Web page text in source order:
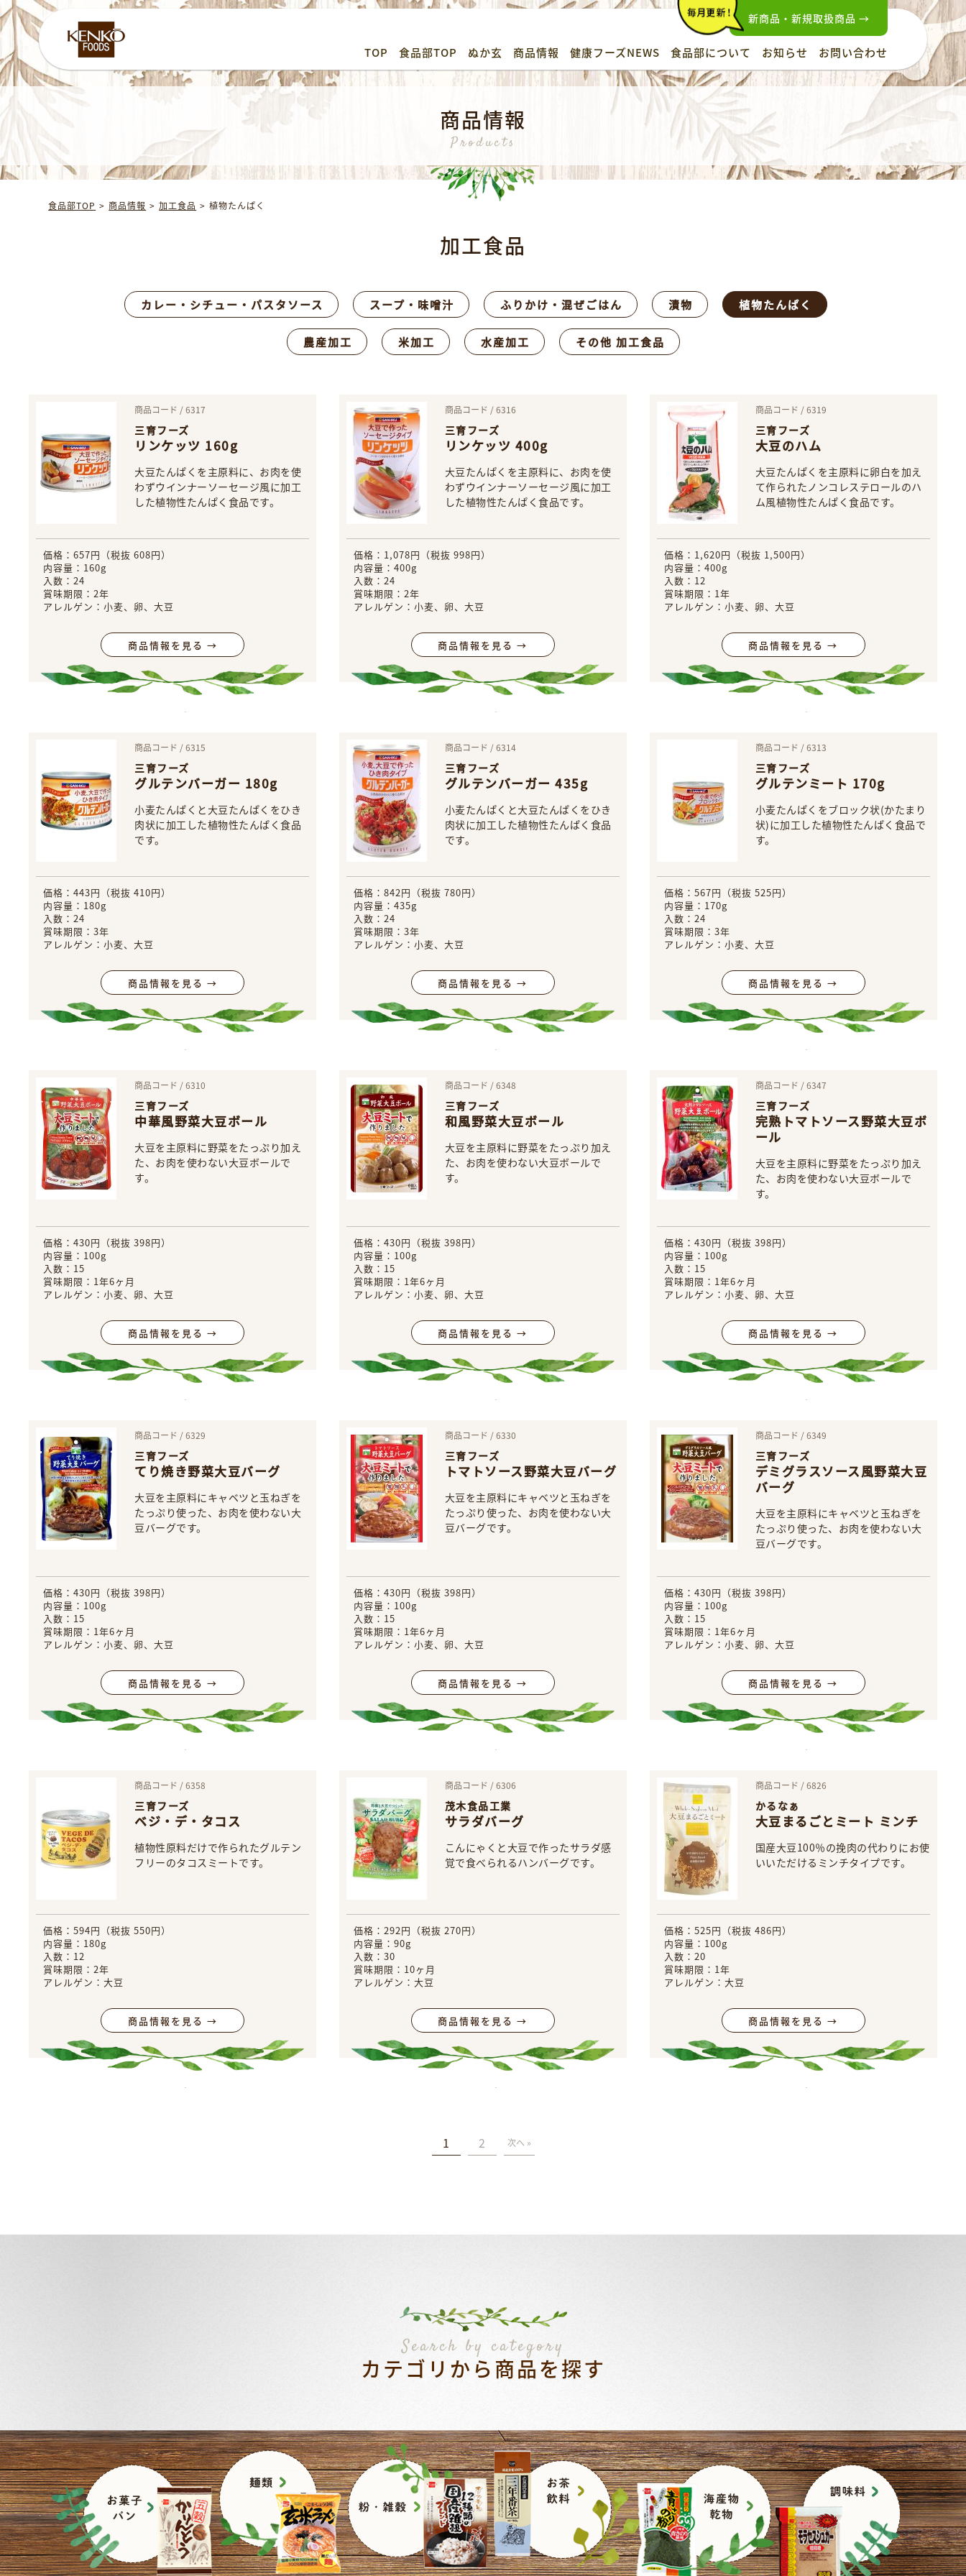
TOP 食品部TOP ぬか玄 商品情報 健康フーズNEWS 食品部について お知らせ お問い合わせ
新商品・新規取扱商品 →
商品情報
Products
食品部TOP 商品情報 加工食品 植物たんぱく
加工食品
カレー・シチュー・パスタソース スープ・味噌汁 ふりかけ・混ぜごはん 漬物 植物たんぱく
農産加工 米加工 水産加工 その他 加工食品
商品コード / 6317
三育フーズ
リンケッツ 160g
大豆たんぱくを主原料に、お肉を使
わずウインナーソーセージ風に加工
した植物性たんぱく食品です。
価格：657円（税抜 608円）
内容量：160g
入数：24
賞味期限：2年
アレルゲン：小麦、卵、大豆
商品情報を見る →
商品コード / 6316
三育フーズ
リンケッツ 400g
大豆たんぱくを主原料に、お肉を使
わずウインナーソーセージ風に加工
した植物性たんぱく食品です。
価格：1,078円（税抜 998円）
内容量：400g
入数：24
賞味期限：2年
アレルゲン：小麦、卵、大豆
商品情報を見る →
商品コード / 6319
三育フーズ
大豆のハム
大豆たんぱくを主原料に卵白を加え
て作られたノンコレステロールのハ
ム風植物性たんぱく食品です。
価格：1,620円（税抜 1,500円）
内容量：400g
入数：12
賞味期限：1年
アレルゲン：小麦、卵、大豆
商品情報を見る →
商品コード / 6315
三育フーズ
グルテンバーガー 180g
小麦たんぱくと大豆たんぱくをひき
肉状に加工した植物性たんぱく食品
です。
価格：443円（税抜 410円）
内容量：180g
入数：24
賞味期限：3年
アレルゲン：小麦、大豆
商品情報を見る →
商品コード / 6314
三育フーズ
グルテンバーガー 435g
小麦たんぱくと大豆たんぱくをひき
肉状に加工した植物性たんぱく食品
です。
価格：842円（税抜 780円）
内容量：435g
入数：24
賞味期限：3年
アレルゲン：小麦、大豆
商品情報を見る →
商品コード / 6313
三育フーズ
グルテンミート 170g
小麦たんぱくをブロック状(かたまり
状)に加工した植物性たんぱく食品で
す。
価格：567円（税抜 525円）
内容量：170g
入数：24
賞味期限：3年
アレルゲン：小麦、大豆
商品情報を見る →
商品コード / 6310
三育フーズ
中華風野菜大豆ボール
大豆を主原料に野菜をたっぷり加え
た、お肉を使わない大豆ボールで
す。
価格：430円（税抜 398円）
内容量：100g
入数：15
賞味期限：1年6ヶ月
アレルゲン：小麦、卵、大豆
商品情報を見る →
商品コード / 6348
三育フーズ
和風野菜大豆ボール
大豆を主原料に野菜をたっぷり加え
た、お肉を使わない大豆ボールで
す。
価格：430円（税抜 398円）
内容量：100g
入数：15
賞味期限：1年6ヶ月
アレルゲン：小麦、卵、大豆
商品情報を見る →
商品コード / 6347
三育フーズ
完熟トマトソース野菜大豆ボ
ール
大豆を主原料に野菜をたっぷり加え
た、お肉を使わない大豆ボールで
す。
価格：430円（税抜 398円）
内容量：100g
入数：15
賞味期限：1年6ヶ月
アレルゲン：小麦、卵、大豆
商品情報を見る →
商品コード / 6329
三育フーズ
てり焼き野菜大豆バーグ
大豆を主原料にキャベツと玉ねぎを
たっぷり使った、お肉を使わない大
豆バーグです。
価格：430円（税抜 398円）
内容量：100g
入数：15
賞味期限：1年6ヶ月
アレルゲン：小麦、卵、大豆
商品情報を見る →
商品コード / 6330
三育フーズ
トマトソース野菜大豆バーグ
大豆を主原料にキャベツと玉ねぎを
たっぷり使った、お肉を使わない大
豆バーグです。
価格：430円（税抜 398円）
内容量：100g
入数：15
賞味期限：1年6ヶ月
アレルゲン：小麦、卵、大豆
商品情報を見る →
商品コード / 6349
三育フーズ
デミグラスソース風野菜大豆
バーグ
大豆を主原料にキャベツと玉ねぎを
たっぷり使った、お肉を使わない大
豆バーグです。
価格：430円（税抜 398円）
内容量：100g
入数：15
賞味期限：1年6ヶ月
アレルゲン：小麦、卵、大豆
商品情報を見る →
商品コード / 6358
三育フーズ
ベジ・デ・タコス
植物性原料だけで作られたグルテン
フリーのタコスミートです。
価格：594円（税抜 550円）
内容量：180g
入数：12
賞味期限：2年
アレルゲン：大豆
商品情報を見る →
商品コード / 6306
茂木食品工業
サラダバーグ
こんにゃくと大豆で作ったサラダ感
覚で食べられるハンバーグです。
価格：292円（税抜 270円）
内容量：90g
入数：30
賞味期限：10ヶ月
アレルゲン：大豆
商品情報を見る →
商品コード / 6826
かるなぁ
大豆まるごとミート ミンチ
国産大豆100％の挽肉の代わりにお使
いいただけるミンチタイプです。
価格：525円（税抜 486円）
内容量：100g
入数：20
賞味期限：1年
アレルゲン：大豆
商品情報を見る →
1 2 次へ »
Search by category
カテゴリから商品を探す